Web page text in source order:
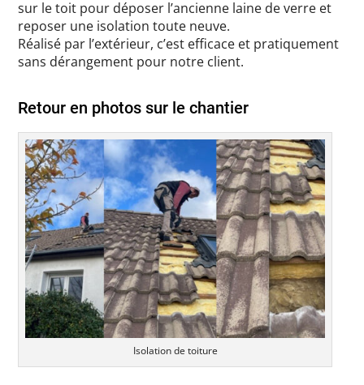
sur le toit pour déposer l’ancienne laine de verre et
reposer une isolation toute neuve.
Réalisé par l’extérieur, c’est efficace et pratiquement
sans dérangement pour notre client.
Retour en photos sur le chantier
Isolation de toiture